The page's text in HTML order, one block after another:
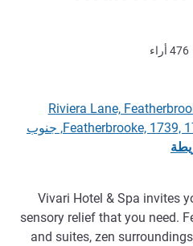
476 أراء
1 Riviera Lane,
Featherbrooke, 1739, 1732 JOHANNESBURG, جنوب
Vivari Hotel & Spa invites
sensory relief that you need.
and suites, zen